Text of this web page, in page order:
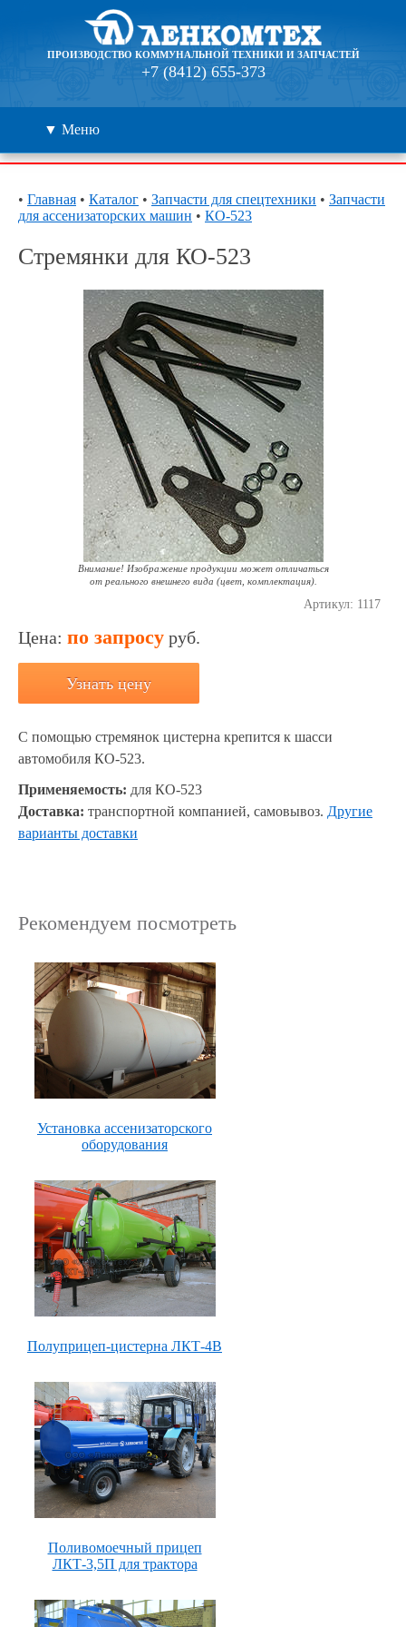
ПРОИЗВОДСТВО КОММУНАЛЬНОЙ ТЕХНИКИ И ЗАПЧАСТЕЙ
+7 (8412) 655-373
▼ Меню
Дилеры
Контакты
О компании
• Главная • Каталог • Запчасти для спецтехники • Запчасти
для ассенизаторских машин • КО-523
Стремянки для КО-523
Внимание! Изображение продукции может отличаться
от реального внешнего вида (цвет, комплектация).
Артикул: 1117
Цена: по запросу руб.
Узнать цену
С помощью стремянок цистерна крепится к шасси
автомобиля КО-523.
Применяемость: для КО-523
Доставка: транспортной компанией, самовывоз. Другие
варианты доставки
Рекомендуем посмотреть
Установка ассенизаторского
оборудования
Полуприцеп-цистерна ЛКТ-4В
Поливомоечный прицеп
ЛКТ-3,5П для трактора